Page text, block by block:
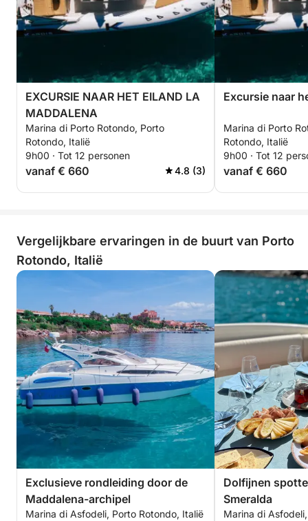
EXCURSIE NAAR HET EILAND LA
MADDALENA
Marina di Porto Rotondo, Porto
Rotondo, Italië
9h00 · Tot 12 personen
vanaf € 660 4.8 (3)
Excursie naar
Marina di Porto
Rotondo, Italië
9h00 · Tot 12
vanaf € 660
Vergelijkbare ervaringen in de buurt van Porto
Rotondo, Italië
Exclusieve rondleiding door de
Maddalena-archipel
Marina di Asfodeli, Porto Rotondo, Italië
Dolfijnen
Smeralda
Marina di